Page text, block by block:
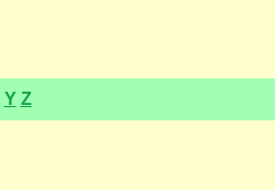
Y Z